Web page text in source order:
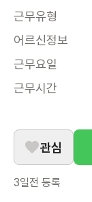
근무유형
어르신정보
근무요일
근무시간
관심
3일전 등록